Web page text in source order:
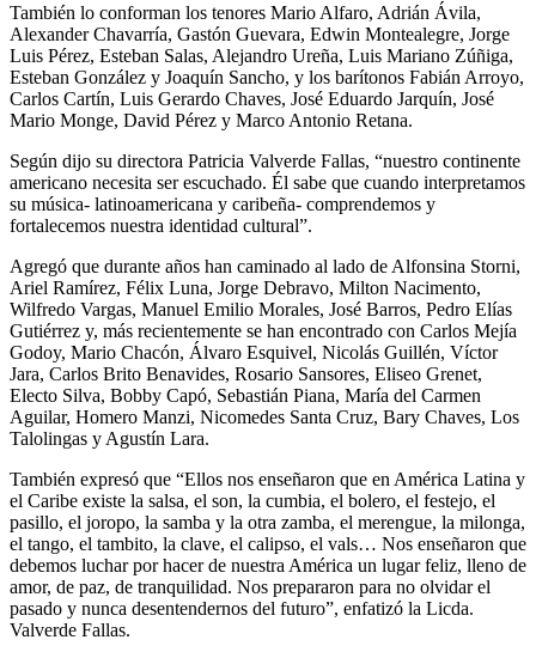
También lo conforman los tenores Mario Alfaro, Adrián Ávila,
Alexander Chavarría, Gastón Guevara, Edwin Montealegre, Jorge
Luis Pérez, Esteban Salas, Alejandro Ureña, Luis Mariano Zúñiga,
Esteban González y Joaquín Sancho, y los barítonos Fabián Arroyo,
Carlos Cartín, Luis Gerardo Chaves, José Eduardo Jarquín, José
Mario Monge, David Pérez y Marco Antonio Retana.
Según dijo su directora Patricia Valverde Fallas, “nuestro continente
americano necesita ser escuchado. Él sabe que cuando interpretamos
su música- latinoamericana y caribeña- comprendemos y
fortalecemos nuestra identidad cultural”.
Agregó que durante años han caminado al lado de Alfonsina Storni,
Ariel Ramírez, Félix Luna, Jorge Debravo, Milton Nacimento,
Wilfredo Vargas, Manuel Emilio Morales, José Barros, Pedro Elías
Gutiérrez y, más recientemente se han encontrado con Carlos Mejía
Godoy, Mario Chacón, Álvaro Esquivel, Nicolás Guillén, Víctor
Jara, Carlos Brito Benavides, Rosario Sansores, Eliseo Grenet,
Electo Silva, Bobby Capó, Sebastián Piana, María del Carmen
Aguilar, Homero Manzi, Nicomedes Santa Cruz, Bary Chaves, Los
Talolingas y Agustín Lara.
También expresó que “Ellos nos enseñaron que en América Latina y
el Caribe existe la salsa, el son, la cumbia, el bolero, el festejo, el
pasillo, el joropo, la samba y la otra zamba, el merengue, la milonga,
el tango, el tambito, la clave, el calipso, el vals… Nos enseñaron que
debemos luchar por hacer de nuestra América un lugar feliz, lleno de
amor, de paz, de tranquilidad. Nos prepararon para no olvidar el
pasado y nunca desentendernos del futuro”, enfatizó la Licda.
Valverde Fallas.